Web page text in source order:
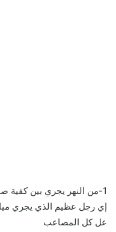
1-من النهر يجري بين كفية صاغرا يغير مجراه برغم الحوائل ؟
إي رجل عظيم الذي يجري
عل كل المصاعب